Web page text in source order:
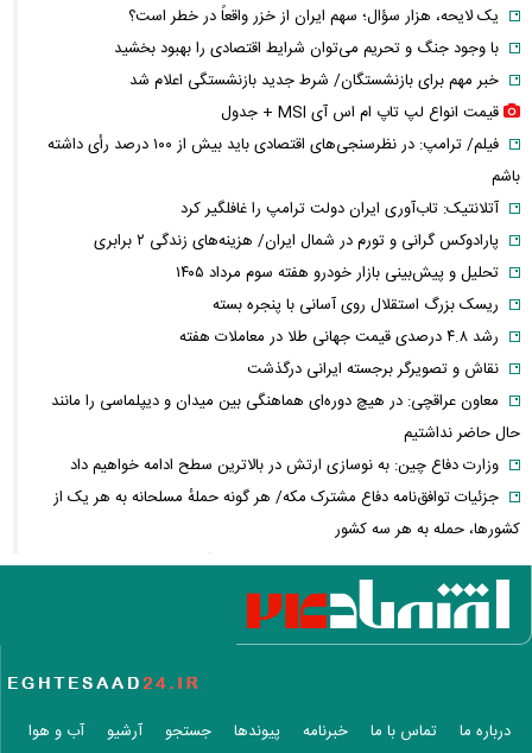
یک لایحه، هزار سؤال؛ سهم ایران از خزر واقعاً در خطر است؟
با وجود جنگ و تحریم می‌توان شرایط اقتصادی را بهبود بخشید
خبر مهم برای بازنشستگان/ شرط جدید بازنشستگی اعلام شد
قیمت انواع لپ تاپ ام اس آی MSI + جدول
فیلم/ ترامپ: در نظرسنجی‌های اقتصادی باید بیش از ۱۰۰ درصد رأی داشته
باشم
آتلانتیک: تاب‌آوری ایران دولت ترامپ را غافلگیر کرد
پارادوکس گرانی و تورم در شمال ایران/ هزینه‌های زندگی ۲ برابری
تحلیل و پیش‌بینی بازار خودرو هفته سوم مرداد ۱۴۰۵
ریسک بزرگ استقلال روی آسانی با پنجره بسته
رشد ۴.۸ درصدی قیمت جهانی طلا در معاملات هفته
نقاش و تصویرگر برجسته ایرانی درگذشت
معاون عراقچی: در هیچ دوره‌ای هماهنگی بین میدان و دیپلماسی را مانند
حال حاضر نداشتیم
وزارت دفاع چین: به نوسازی ارتش در بالاترین سطح ادامه خواهیم داد
جزئیات توافق‌نامه دفاع مشترک مکه/ هر گونه حملهٔ مسلحانه به هر یک از
کشورها، حمله به هر سه کشور
وزارت خارجه پاکستان: پیمان دفاعی با ریاض و آنکارا برای تقویت امنیت
منطقه امضا شد
اذعان ترامپ به تاثیر جنگ با ایران بر انتخابات میان دوره‌ای آمریکا
لغو افزایش تعرفه و تصاعد پلکانی بهای برق مشترکین کشاورزی
درباره ما تماس با ما خبرنامه پیوندها جستجو آرشیو
آب و هوا